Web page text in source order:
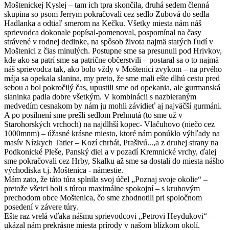
Moštenickej Kyslej – tam ich tpra skončila, druhá sedem členná
skupina so psom Jerrym pokračovali cez sedlo Zubová do sedla
Hadlanka a odtiaľ smerom na Kečku. Všetky miesta nám náš
sprievodca dokonale popísal-pomenoval, pospomínal na časy
strávené v rodnej dedinke, na spôsob života najmä starých ľudí v
Moštenici z čias minulých. Postupne sme sa presunuli pod Hrivkov,
kde ako sa patrí sme sa patrične občerstvili – postaral sa o to najmä
náš sprievodca tak, ako bolo vždy v Moštenici zvykom – na prvého
mája sa opekala slanina, my preto, že sme mali ešte dlhú cestu pred
sebou a bol pokročilý čas, upustili sme od opekania, ale gurmanská
slaninka padla dobre všetkým. V kombinácii s nazbieraným
medvedím cesnakom by nám ju mohli závidieť aj najväčší gurmáni.
A po posilnení sme prešli sedlom Prehnutá (to sme už v
Starohorských vrchoch) na najdlhší kopec- Vlačuhovo (niečo cez
1000mnm) – úžasné krásne miesto, ktoré nám ponúklo výhľady na
masív Nízkych Tatier – Kozí chrbát, Prašivú...,a z druhej strany na
Podkonické Pleše, Panský diel a v pozadí Kremnické vrchy, ďalej
sme pokračovali cez Hrby, Skalku až sme sa dostali do miesta nášho
východiska t.j. Moštenica - námestie.
Mám zato, že táto túra splnila svoj účel „Poznaj svoje okolie“ –
pretože všetci boli s túrou maximálne spokojní – s kruhovým
prechodom obce Moštenica, čo sme zhodnotili pri spoločnom
posedení v závere túry.
Ešte raz vrelá vďaka nášmu sprievodcovi „Petrovi Heydukovi“ –
ukázal nám prekrásne miesta prírody v našom blízkom okolí.